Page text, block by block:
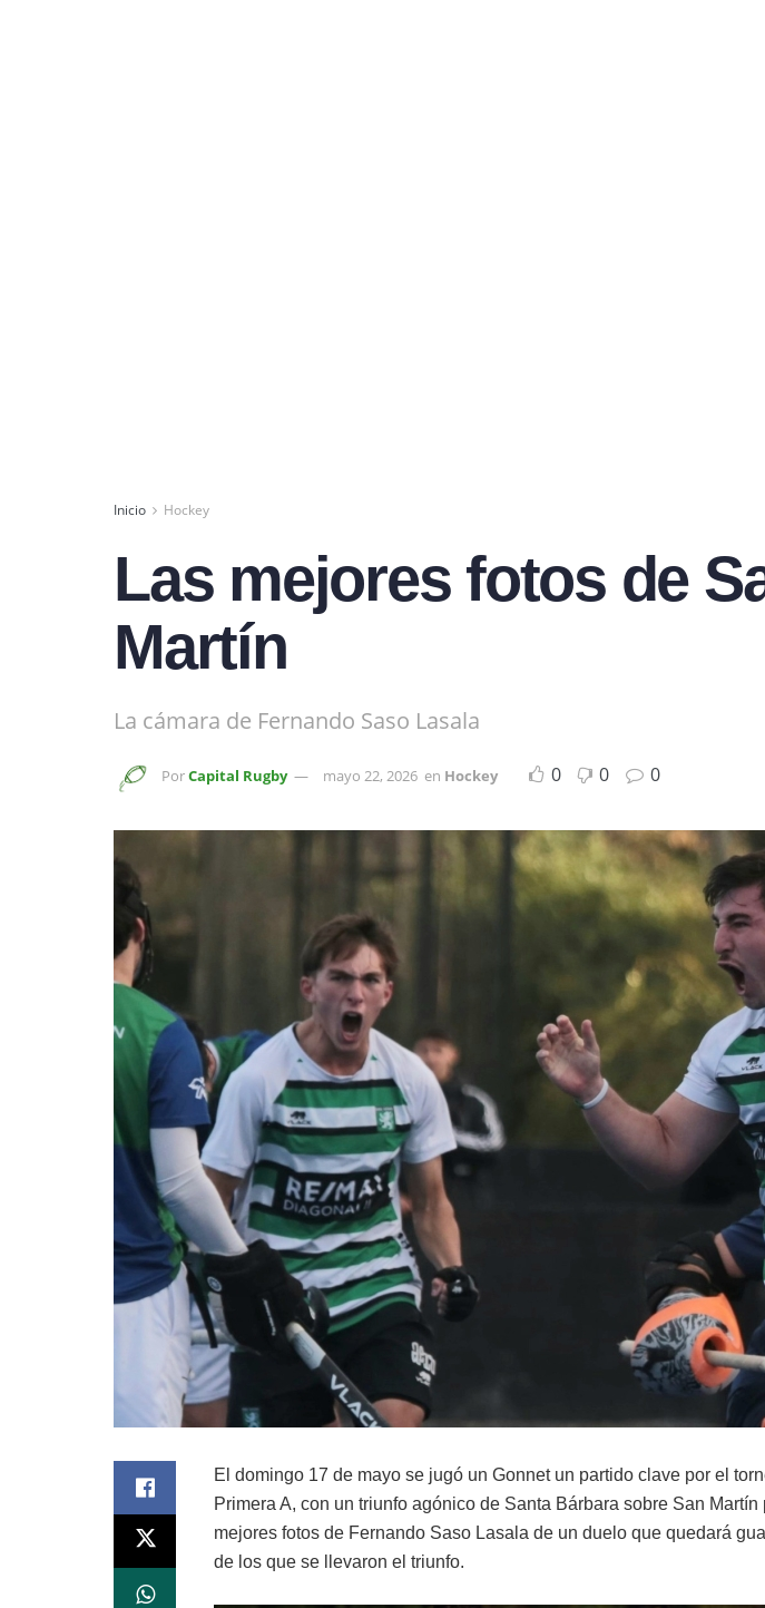
Inicio Hockey
Las mejores fotos de
Martín
La cámara de Fernando Saso Lasala
PorCapital Rugby mayo 22, 2026 en Hockey 0 0 0
El domingo 17 de mayo se jugó un Gonnet un partido clave por el
Primera A, con un triunfo agónico de Santa Bárbara sobre San Martín
mejores fotos de Fernando Saso Lasala de un duelo que quedará
de los que se llevaron el triunfo.